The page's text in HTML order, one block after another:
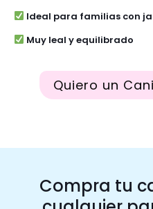
Ideal para familias con
Muy leal y equilibrado
Quiero un
Compra tu